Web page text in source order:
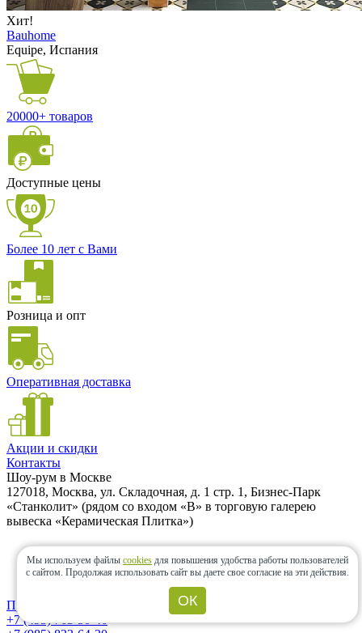
Хит!
Bauhome
Equipe, Испания
20000+ товаров
Доступные цены
Более 10 лет с Вами
Розница и опт
Оперативная доставка
Акции и скидки
Контакты
Шоу-рум в Москве
127018, Москва, ул. Складочная, д. 1 стр. 1, Бизнес-Парк
«Станколит» (рядом со входом «B» в торговую галерею
вывеска «Керамическая Плитка»)
700м от метро Савеловская
Большая парковка
Проложить маршрут
+7 (495) 763-50-46
Мы используем файлы cookies для повышения удобства работы пользователей
с сайтом. Продолжая использовать сайт вы даете свое согласие на эти действия.
ОК